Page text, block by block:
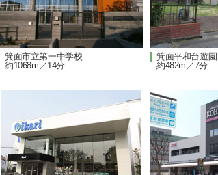
箕面市立第一中学校
約1068m／14分
箕面平和台遊園
約482m／7分